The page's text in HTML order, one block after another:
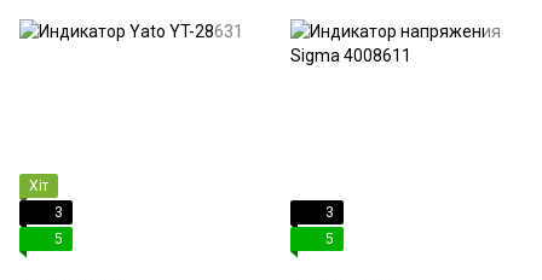
Хіт
3
5
3
5